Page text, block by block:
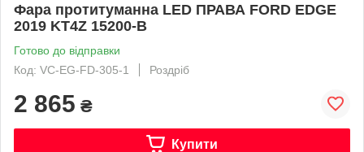
Фара протитуманна LED ПРАВА FORD EDGE
2019 KT4Z 15200-B
Готово до відправки
Код: VC-EG-FD-305-1
Роздріб
2 865 ₴
Купити